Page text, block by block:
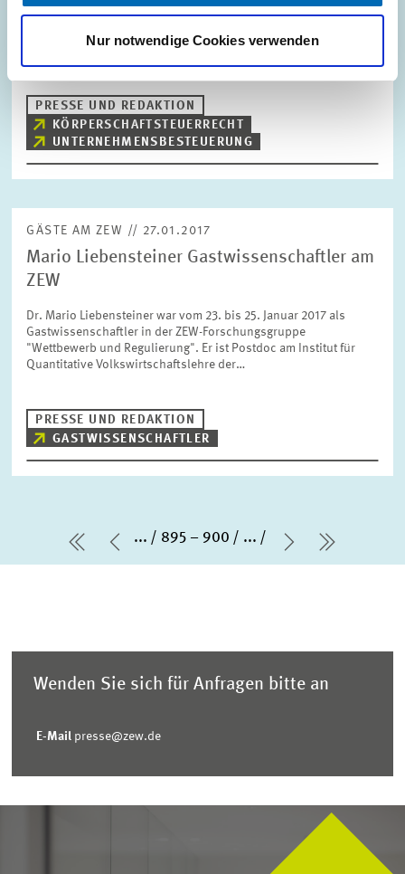
Nur notwendige Cookies verwenden
PRESSE UND REDAKTION
KÖRPERSCHAFTSTEUERRECHT
UNTERNEHMENSBESTEUERUNG
GÄSTE AM ZEW // 27.01.2017
Mario Liebensteiner Gastwissenschaftler am
ZEW
Dr. Mario Liebensteiner war vom 23. bis 25. Januar 2017 als
Gastwissenschaftler in der ZEW-Forschungsgruppe
"Wettbewerb und Regulierung". Er ist Postdoc am Institut für
Quantitative Volkswirtschaftslehre der…
PRESSE UND REDAKTION
GASTWISSENSCHAFTLER
erste Seite
Vorherige Seite
... 895 – 900 ...
Nächste
letzte
Wenden Sie sich für Anfragen bitte an
E-Mail presse@zew.de